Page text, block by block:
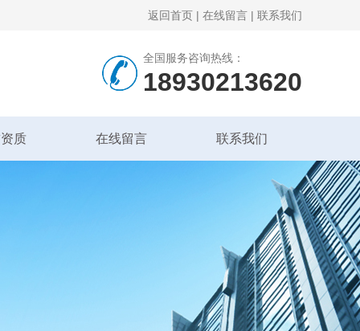
返回首页 | 在线留言 | 联系我们
全国服务咨询热线：
18930213620
质 在线留言 联系我们